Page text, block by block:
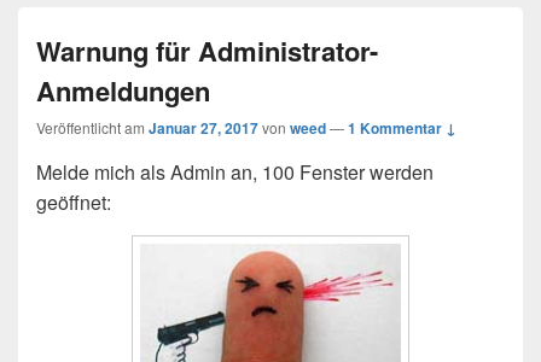
Warnung für Administrator-
Anmeldungen
Veröffentlicht am Januar 27, 2017von weed—1 Kommentar ↓
Melde mich als Admin an, 100 Fenster werden
geöffnet: